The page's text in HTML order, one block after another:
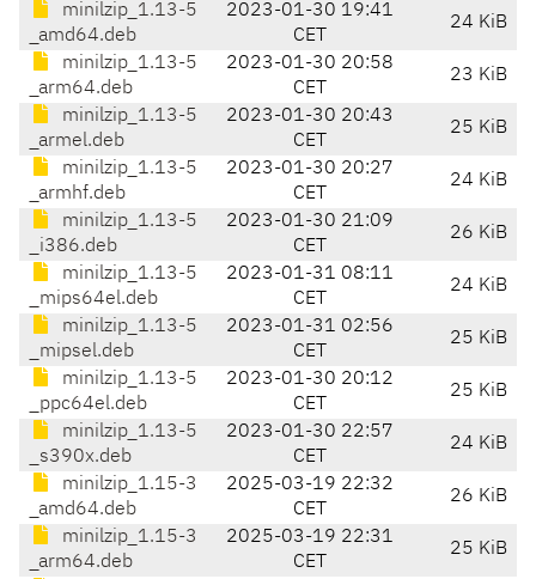
minilzip_1.13-5
_amd64.deb
2023-01-30 19:41
CET
24 KiB
minilzip_1.13-5
_arm64.deb
2023-01-30 20:58
CET
23 KiB
minilzip_1.13-5
_armel.deb
2023-01-30 20:43
CET
25 KiB
minilzip_1.13-5
_armhf.deb
2023-01-30 20:27
CET
24 KiB
minilzip_1.13-5
_i386.deb
2023-01-30 21:09
CET
26 KiB
minilzip_1.13-5
_mips64el.deb
2023-01-31 08:11
CET
24 KiB
minilzip_1.13-5
_mipsel.deb
2023-01-31 02:56
CET
25 KiB
minilzip_1.13-5
_ppc64el.deb
2023-01-30 20:12
CET
25 KiB
minilzip_1.13-5
_s390x.deb
2023-01-30 22:57
CET
24 KiB
minilzip_1.15-3
_amd64.deb
2025-03-19 22:32
CET
26 KiB
minilzip_1.15-3
_arm64.deb
2025-03-19 22:31
CET
25 KiB